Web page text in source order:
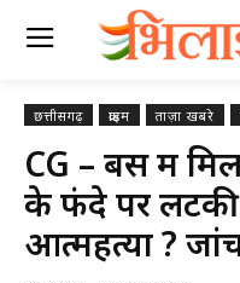
छत्तीसगढ़ क्राइम ताज़ा खबरे
CG – बस में
के फंदे पर लटकी
आत्महत्या ?